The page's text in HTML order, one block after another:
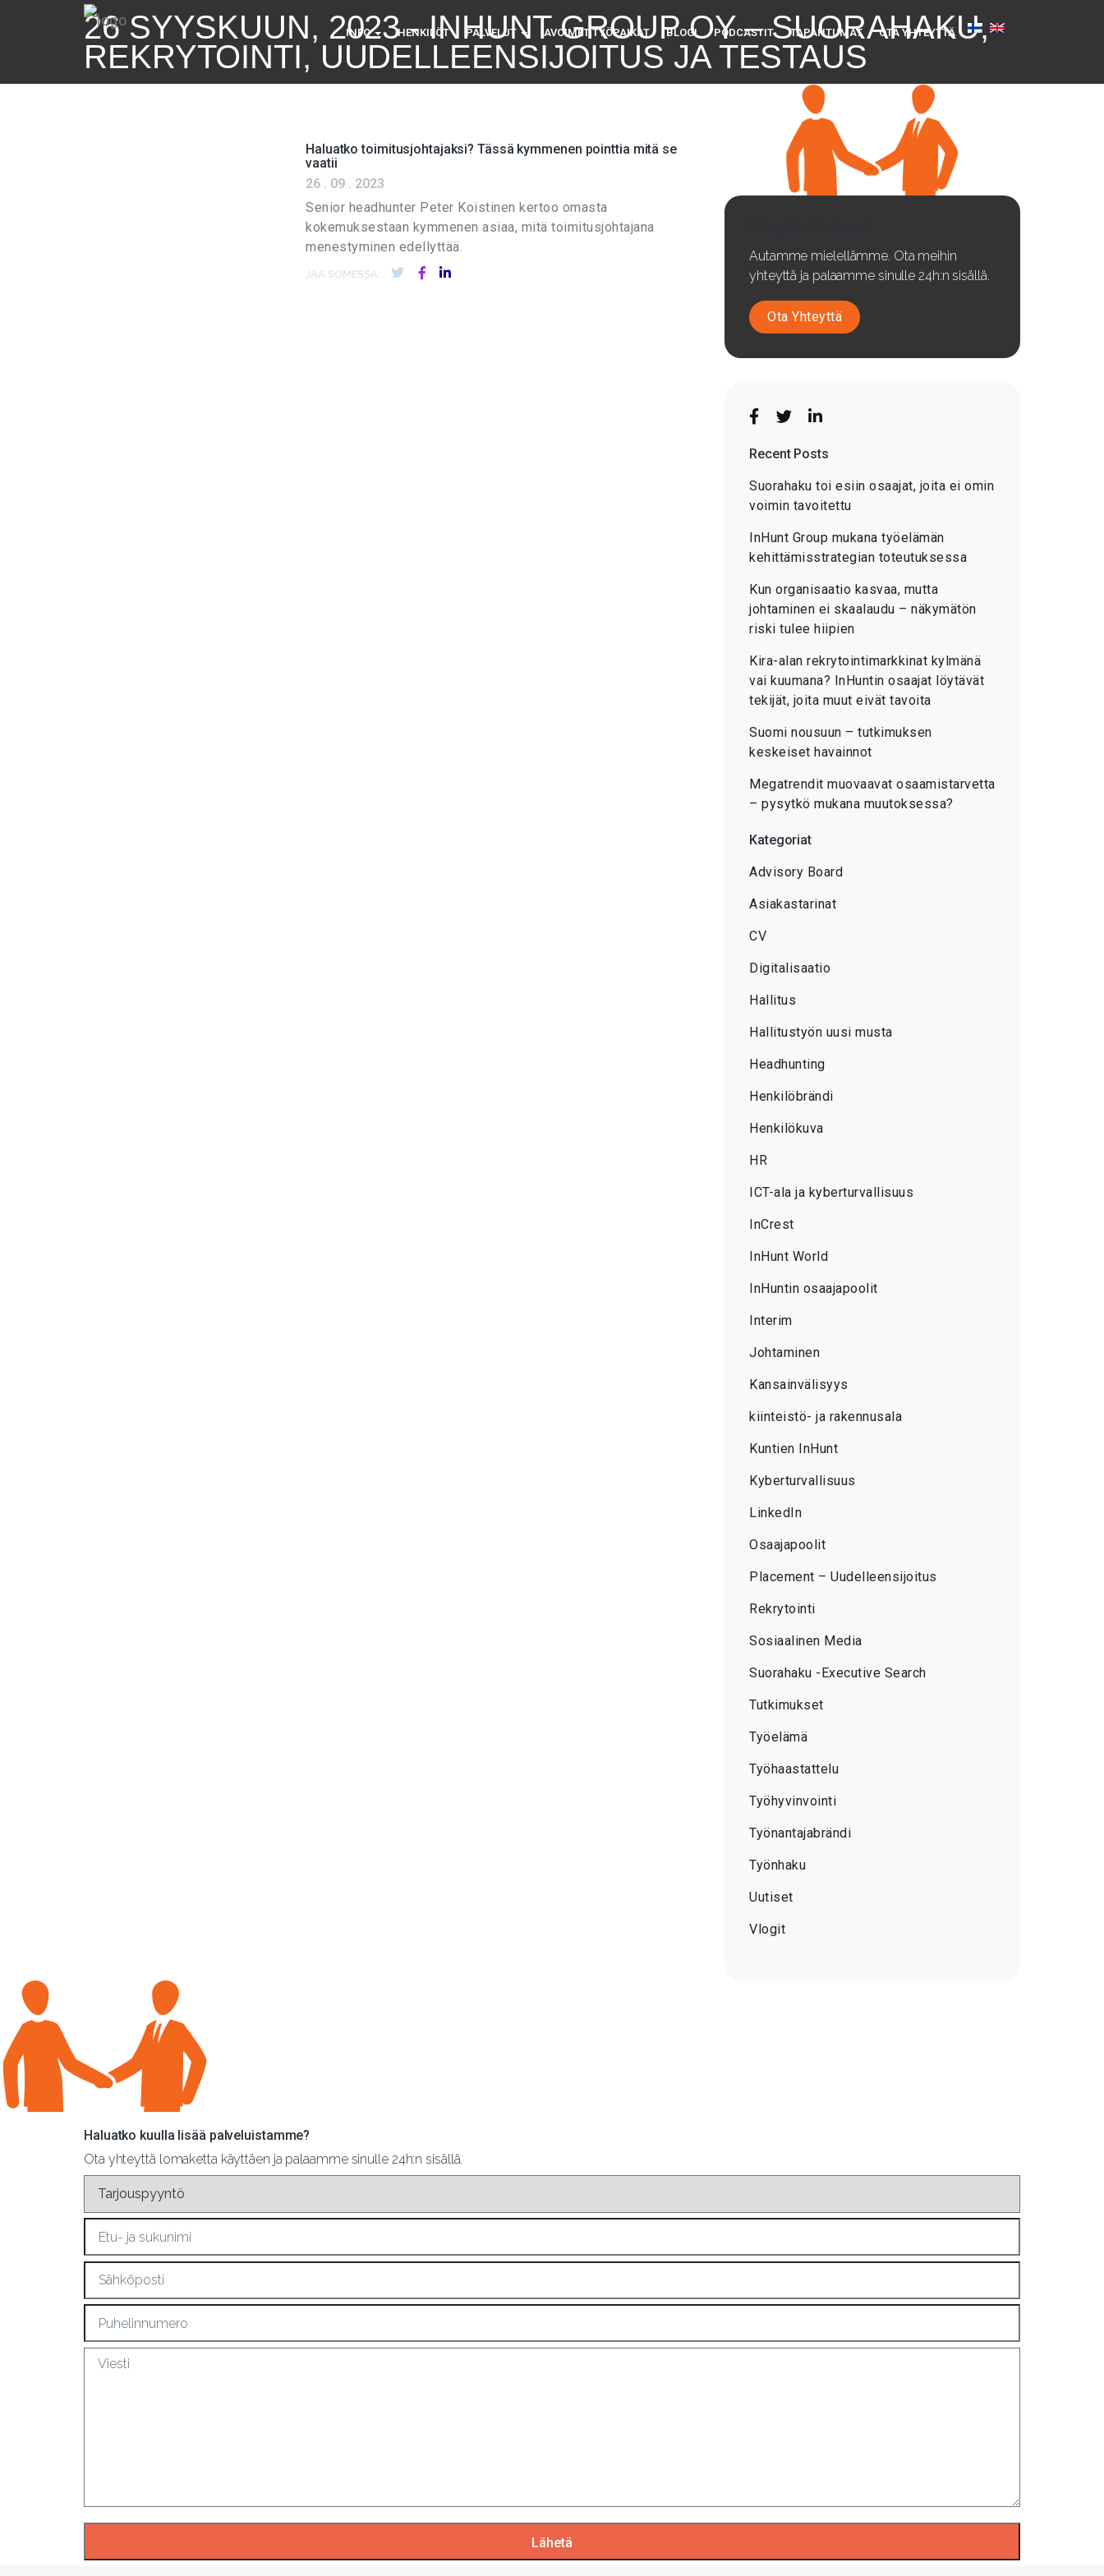
INFO HENKILÖT PALVELUT AVOIMET TYÖPAIKAT BLOGI PODCASTIT TAPAHTUMAT OTA YHTEYTTÄ
26 SYYSKUUN, 2023 - INHUNT GROUP OY – SUORAHAKU,
REKRYTOINTI, UUDELLEENSIJOITUS JA TESTAUS
Haluatko toimitusjohtajaksi? Tässä kymmenen pointtia mitä se
vaatii
26 . 09 . 2023
Senior headhunter Peter Koistinen kertoo omasta
kokemuksestaan kymmenen asiaa, mitä toimitusjohtajana
menestyminen edellyttää.
JAA SOMESSA:
Autamme mielellämme. Ota meihin
yhteyttä ja palaamme sinulle 24h:n sisällä.
Ota Yhteyttä
Recent Posts
Suorahaku toi esiin osaajat, joita ei omin
voimin tavoitettu
InHunt Group mukana työelämän
kehittämisstrategian toteutuksessa
Kun organisaatio kasvaa, mutta
johtaminen ei skaalaudu – näkymätön
riski tulee hiipien
Kira-alan rekrytointimarkkinat kylmänä
vai kuumana? InHuntin osaajat löytävät
tekijät, joita muut eivät tavoita
Suomi nousuun – tutkimuksen
keskeiset havainnot
Megatrendit muovaavat osaamistarvetta
– pysytkö mukana muutoksessa?
Kategoriat
Advisory Board
Asiakastarinat
CV
Digitalisaatio
Hallitus
Hallitustyön uusi musta
Headhunting
Henkilöbrändi
Henkilökuva
HR
ICT-ala ja kyberturvallisuus
InCrest
InHunt World
InHuntin osaajapoolit
Interim
Johtaminen
Kansainvälisyys
kiinteistö- ja rakennusala
Kuntien InHunt
Kyberturvallisuus
LinkedIn
Osaajapoolit
Placement – Uudelleensijoitus
Rekrytointi
Sosiaalinen Media
Suorahaku -Executive Search
Tutkimukset
Työelämä
Työhaastattelu
Työhyvinvointi
Työnantajabrändi
Työnhaku
Uutiset
Vlogit
Haluatko kuulla lisää palveluistamme?
Ota yhteyttä lomaketta käyttäen ja palaamme sinulle 24h:n sisällä.